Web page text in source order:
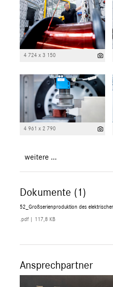
4 724 x 3 150
4 961 x 2 790
weitere ...
Dokumente (1)
52_Großserienproduktion des
.pdf 117,8 KB
Ansprechpartner